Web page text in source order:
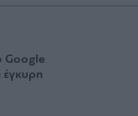
έγκυρη